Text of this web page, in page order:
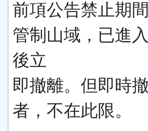
前項公告禁止期
管制山域，已進
後立
即撤離。但即時
者，不在此限。